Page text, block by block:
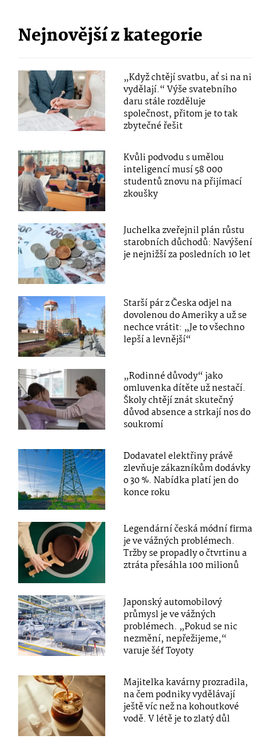
Nejnovější z kategorie
„Když chtějí svatbu, ať si na ni
vydělají.“ Výše svatebního
daru stále rozděluje
společnost, přitom je to tak
zbytečné řešit
Kvůli podvodu s umělou
inteligencí musí 58 000
studentů znovu na přijímací
zkoušky
Juchelka zveřejnil plán růstu
starobních důchodů: Navýšení
je nejnižší za posledních 10 let
Starší pár z Česka odjel na
dovolenou do Ameriky a už se
nechce vrátit: „Je to všechno
lepší a levnější“
„Rodinné důvody“ jako
omluvenka dítěte už nestačí.
Školy chtějí znát skutečný
důvod absence a strkají nos do
soukromí
Dodavatel elektřiny právě
zlevňuje zákazníkům dodávky
o 30 %. Nabídka platí jen do
konce roku
Legendární česká módní firma
je ve vážných problémech.
Tržby se propadly o čtvrtinu a
ztráta přesáhla 100 milionů
Japonský automobilový
průmysl je ve vážných
problémech. „Pokud se nic
nezmění, nepřežijeme,“
varuje šéf Toyoty
Majitelka kavárny prozradila,
na čem podniky vydělávají
ještě víc než na kohoutkové
vodě. V létě je to zlatý důl